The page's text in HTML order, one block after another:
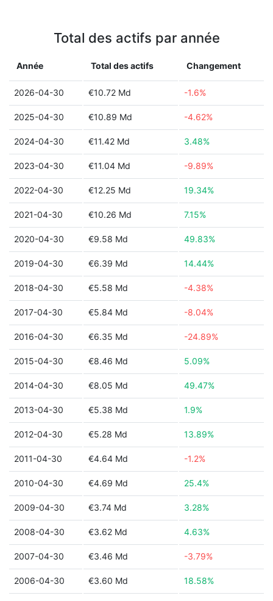
Total des actifs par année
Année Total des actifs Changement
2026-04-30 €10.72 Md -1.6%
2025-04-30 €10.89 Md -4.62%
2024-04-30 €11.42 Md 3.48%
2023-04-30 €11.04 Md -9.89%
2022-04-30 €12.25 Md 19.34%
2021-04-30 €10.26 Md 7.15%
2020-04-30 €9.58 Md 49.83%
2019-04-30 €6.39 Md 14.44%
2018-04-30 €5.58 Md -4.38%
2017-04-30 €5.84 Md -8.04%
2016-04-30 €6.35 Md -24.89%
2015-04-30 €8.46 Md 5.09%
2014-04-30 €8.05 Md 49.47%
2013-04-30 €5.38 Md 1.9%
2012-04-30 €5.28 Md 13.89%
2011-04-30 €4.64 Md -1.2%
2010-04-30 €4.69 Md 25.4%
2009-04-30 €3.74 Md 3.28%
2008-04-30 €3.62 Md 4.63%
2007-04-30 €3.46 Md -3.79%
2006-04-30 €3.60 Md 18.58%